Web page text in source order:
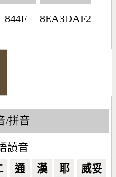
844F 8EA3DAF2
/拼音
讀音
通 漢 耶 威妥